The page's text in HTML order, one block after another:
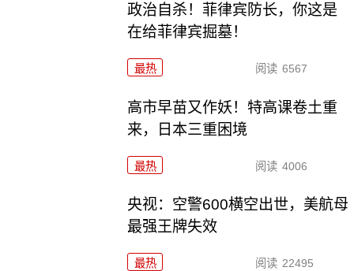
政治自杀！菲律宾防长，你这是
在给菲律宾掘墓！
最热 阅读 6567
高市早苗又作妖！特高课卷土重
来，日本三重困境
最热 阅读 4006
央视：空警600横空出世，美航母
最强王牌失效
最热 阅读 22495